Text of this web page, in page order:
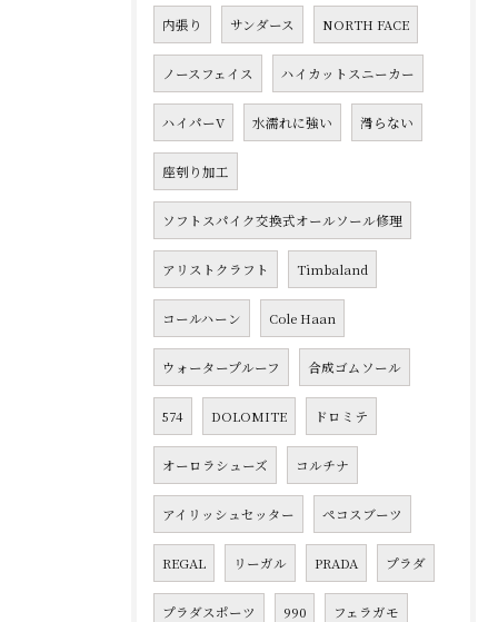
内張り サンダース NORTH FACE
ノースフェイス ハイカットスニーカー
ハイパーV 水濡れに強い 滑らない
座刳り加工
ソフトスパイク交換式オールソール修理
アリストクラフト Timbaland
コールハーン Cole Haan
ウォータープルーフ 合成ゴムソール
574 DOLOMITE ドロミテ
オーロラシューズ コルチナ
アイリッシュセッター ペコスブーツ
REGAL リーガル PRADA プラダ
プラダスポーツ 990 フェラガモ